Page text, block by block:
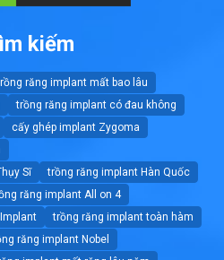
kiếm
răng implant mất bao lâu
trồng răng implant có đau không
cấy ghép implant Zygoma
Sĩ
trồng răng implant Hàn Quốc
răng implant All on 4
trồng răng implant toàn hàm
răng implant Nobel